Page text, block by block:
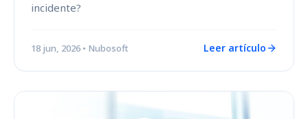
incidente?
18 jun, 2026 • Nubosoft Leer artículo